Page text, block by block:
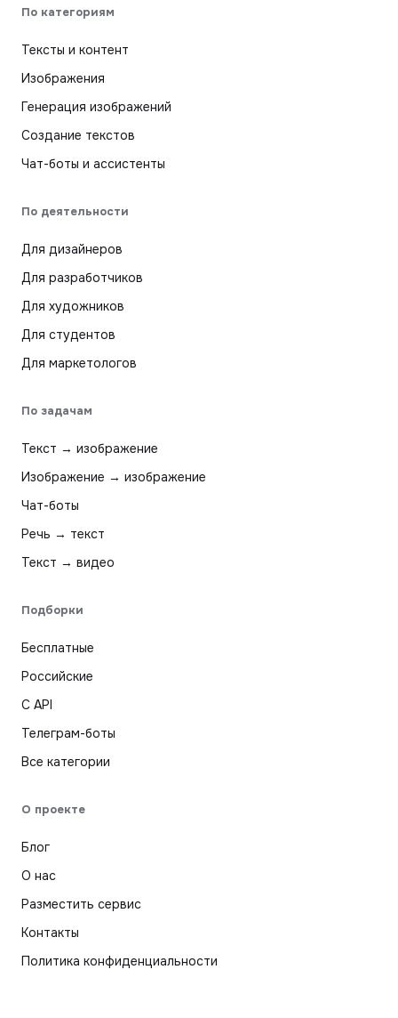
По категориям
Тексты и контент
Изображения
Генерация изображений
Создание текстов
Чат-боты и ассистенты
По деятельности
Для дизайнеров
Для разработчиков
Для художников
Для студентов
Для маркетологов
По задачам
Текст → изображение
Изображение → изображение
Чат-боты
Речь → текст
Текст → видео
Подборки
Бесплатные
Российские
С API
Телеграм-боты
Все категории
О проекте
Блог
О нас
Разместить сервис
Контакты
Политика конфиденциальности